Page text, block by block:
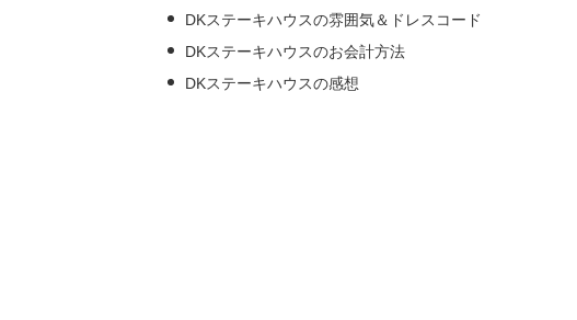
DKステーキハウスの雰囲気＆ドレスコード
DKステーキハウスのお会計方法
DKステーキハウスの感想